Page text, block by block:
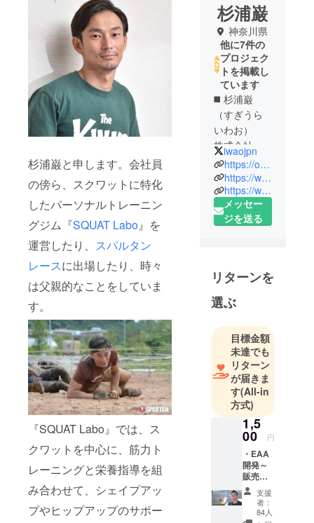
杉浦巌と申します。会社員
の傍ら、スクワットに特化
したパーソナルトレーニン
グジム『SQUAT Labo』を
運営したり、 スパルタン
レースに出場したり、時々
は父親的なことをしていま
す。
『SQUAT Labo』では、ス
クワットを中心に、筋力ト
レーニングと栄養指導を組
み合わせて、シェイプアッ
プやヒップアップのサポー
杉浦巌
神奈川県
他に7件の
プロジェク
トを掲載し
ています
◼️ 杉浦巌
（すぎうら
いわお）
株式会社
OSHIRI 代表
取締役
OSHIRI
Factory おし
り工場長
プに特化し
たフィット
ネスジムを
ジムにおし
りを納品い
ただくと育
成から製品
化までして
出荷をして
います。
2019年5月、
会社員の傍
ら副業にて
ジム経営を
スタート。
iwaojpn
https://oshiri.co.jp/
https://www.instagram.com/iwaojpn/
https://www.instagram.com/oshiri_factory/
メッセー
ジを送る
リターンを
選ぶ
目標金額
未達でも
リターン
が届きま
す(All-in
方式)
1,5
00 円
・EAA
開発～
販売ま
での過
程を共
有しま
支援
者：
84人